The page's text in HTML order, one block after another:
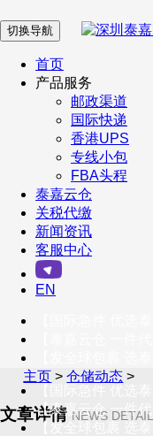
在 线 客 服
企业微信
订阅号
客户服务热线
400-098-5699
联系我们
切换导航
首页
产品服务
邮政渠道
国际快递
香港UPS
专线小包
FBA头程
泰嘉云仓
关税代缴
新闻资讯
客服中心
EN
【泰嘉云仓 一件代
【发全球包裹 选
主页 >仓储动态 >
文章详情 NEWS DETAIL